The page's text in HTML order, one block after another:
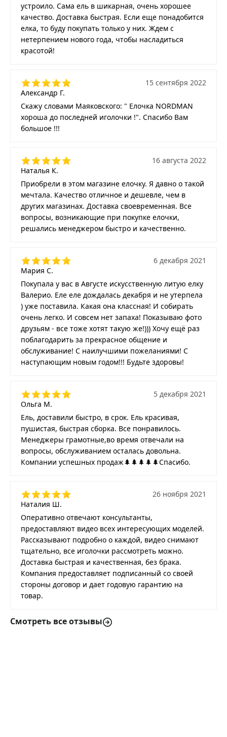
устроило. Сама ель в шикарная, очень хорошее
качество. Доставка быстрая. Если еще понадобится
елка, то буду покупать только у них. Ждем с
нетерпением нового года, чтобы насладиться
красотой!
Александр Г.
15 сентября 2022
Скажу словами Маяковского: " Елочка NORDMAN
хороша до последней иголочки !". Спасибо Вам
большое !!!
Наталья К.
16 августа 2022
Приобрели в этом магазине елочку. Я давно о такой
мечтала. Качество отличное и дешевле, чем в
других магазинах. Доставка своевременная. Все
вопросы, возникающие при покупке елочки,
решались менеджером быстро и качественно.
Мария С.
6 декабря 2021
Покупала у вас в Августе искусственную литую елку
Валерио. Еле еле дождалась декабря и не утерпела
) уже поставила. Какая она классная! И собирать
очень легко. И совсем нет запаха! Показываю фото
друзьям - все тоже хотят такую же!))) Хочу ещё раз
поблагодарить за прекрасное общение и
обслуживание! С наилучшими пожеланиями! С
наступающим новым годом!!! Будьте здоровы!
Ольга М.
5 декабря 2021
Ель, доставили быстро, в срок. Ель красивая,
пушистая, быстрая сборка. Все понравилось.
Менеджеры грамотные,во время отвечали на
вопросы, обслуживанием осталась довольна.
Компании успешных продаж🌲🌲🌲🌲🌲Спасибо.
Наталия Ш.
26 ноября 2021
Оперативно отвечают консультанты,
предоставляют видео всех интересующих моделей.
Рассказывают подробно о каждой, видео снимают
тщательно, все иголочки рассмотреть можно.
Доставка быстрая и качественная, без брака.
Компания предоставляет подписанный со своей
стороны договор и дает годовую гарантию на
товар.
Смотреть все отзывы